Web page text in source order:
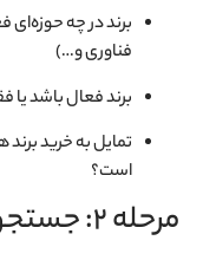
برند در چه حوزه‌ای
فناوری و…)
برند فعال باشد
تمایل به خرید
است؟
مرحله 2: جستجوی برندهای فروشی